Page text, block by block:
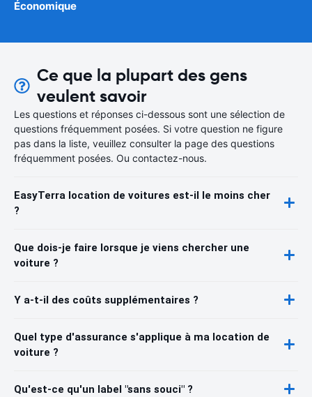
Économique
Ce que la plupart des gens
veulent savoir
Les questions et réponses ci-dessous sont une sélection de
questions fréquemment posées. Si votre question ne figure
pas dans la liste, veuillez consulter la page des questions
fréquemment posées. Ou contactez-nous.
EasyTerra location de voitures est-il le moins cher
?
Que dois-je faire lorsque je viens chercher une
voiture ?
Y a-t-il des coûts supplémentaires ?
Quel type d'assurance s'applique à ma location de
voiture ?
Qu'est-ce qu'un label "sans souci" ?